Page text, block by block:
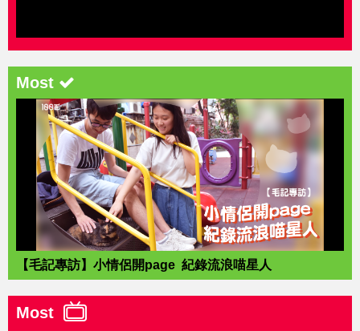
Most
【毛記專訪】小情侶開page 紀錄流浪喵星人
Most